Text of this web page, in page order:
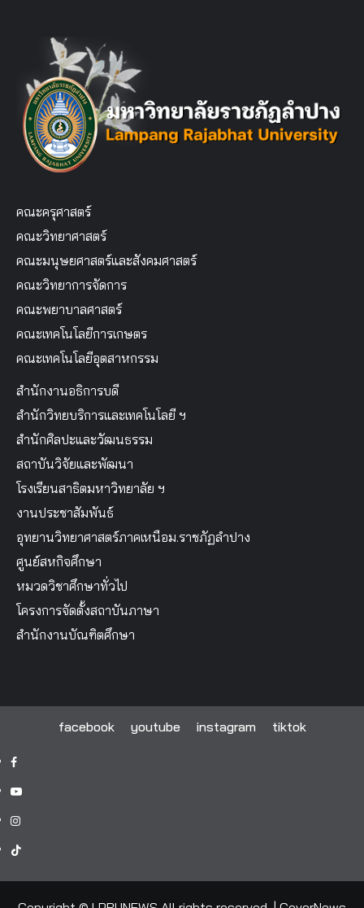
คณะครุศาสตร์
คณะวิทยาศาสตร์
คณะมนุษยศาสตร์และสังคมศาสตร์
คณะวิทยาการจัดการ
คณะพยาบาลศาสตร์
คณะเทคโนโลยีการเกษตร
คณะเทคโนโลยีอุตสาหกรรม
สำนักงานอธิการบดี
สำนักวิทยบริการและเทคโนโลยี ฯ
สำนักศิลปะและวัฒนธรรม
สถาบันวิจัยและพัฒนา
โรงเรียนสาธิตมหาวิทยาลัย ฯ
งานประชาสัมพันธ์
อุทยานวิทยาศาสตร์ภาคเหนือม.ราชภัฏลำปาง
ศูนย์สหกิจศึกษา
หมวดวิชาศึกษาทั่วไป
โครงการจัดตั้งสถาบันภาษา
สำนักงานบัณฑิตศึกษา
facebook youtube instagram tiktok
facebook
youtube
instagram
tiktok